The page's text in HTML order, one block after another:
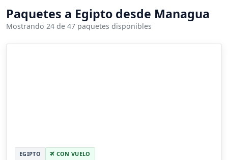
Paquetes a Egipto desde Managua
Mostrando 24 de 47 paquetes disponibles
EGIPTO CON VUELO